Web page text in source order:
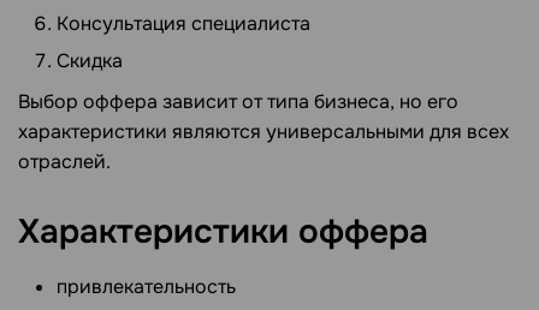
Консультация специалиста
Скидка
Выбор оффера зависит от типа бизнеса, но его
характеристики являются универсальными для всех
отраслей.
Характеристики оффера
привлекательность